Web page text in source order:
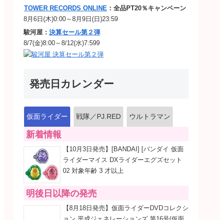
TOWER RECORDS ONLINE ：全品PT20％キャンペーン
8月6日(木)0:00～8月9日(日)23:59
駿河屋： 決算セール第２弾
8/7(金)8:00～8/12(水)7:599
発売日カレンダー
仮面ライダー 戦隊／PJ.RED ウルトラマン
新着情報
【10月3日発売】[BANDAI] [バンダイ 仮面
ライダーマイス DXライダーエグズセット
02 対象年齢 3 才以上
明後日以降の発売
【8月18日発売】仮面ライダーDVDコレクシ